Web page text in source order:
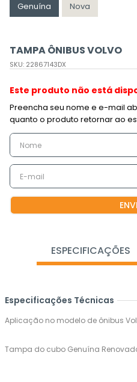
Genuína Nova
TAMPA ÔNIBUS VOLVO
SKU: 22867143DX
Este produto não está
ESPECIFICAÇÕES
Especificações Técnicas
Aplicação no modelo de ônibus
Tampa do cubo Genuína